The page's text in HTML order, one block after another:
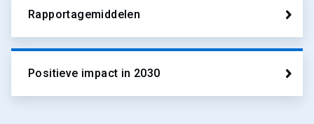
Rapportagemiddelen
Positieve impact in 2030